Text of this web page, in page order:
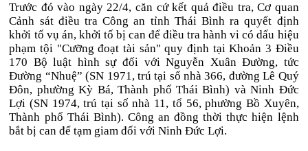
Trước đó vào ngày 22/4, căn cứ kết quả điều tra, Cơ quan
Cảnh sát điều tra Công an tỉnh Thái Bình ra quyết định
khởi tố vụ án, khởi tố bị can để điều tra hành vi có dấu hiệu
phạm tội "Cưỡng đoạt tài sản" quy định tại Khoản 3 Điều
170 Bộ luật hình sự đối với Nguyễn Xuân Đường, tức
Đường “Nhuệ” (SN 1971, trú tại số nhà 366, đường Lê Quý
Đôn, phường Kỳ Bá, Thành phố Thái Bình) và Ninh Đức
Lợi (SN 1974, trú tại số nhà 11, tổ 56, phường Bồ Xuyên,
Thành phố Thái Bình). Công an đồng thời thực hiện lệnh
bắt bị can để tạm giam đối với Ninh Đức Lợi.